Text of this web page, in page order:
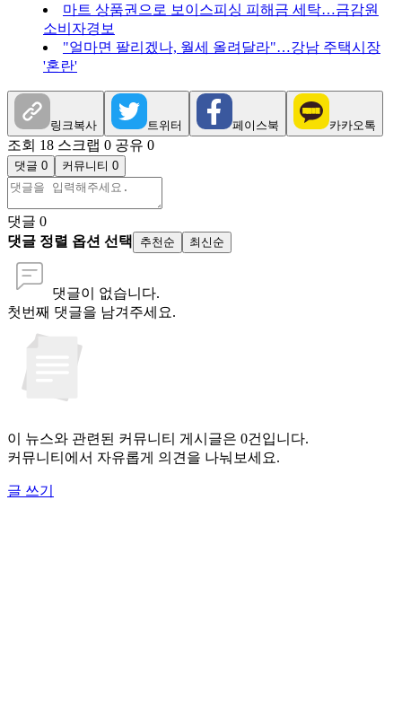
마트 상품권으로 보이스피싱 피해금 세탁…금감원
소비자경보
"얼마면 팔리겠나, 월세 올려달라"…강남 주택시장
'혼란'
링크복사 트위터 페이스북 카카오톡
조회 18 스크랩 0 공유 0
댓글 0 커뮤니티 0
댓글 0
댓글 정렬 옵션 선택
추천순 최신순
댓글이 없습니다.
첫번째 댓글을 남겨주세요.
이 뉴스와 관련된 커뮤니티 게시글은 0건입니다.
커뮤니티에서 자유롭게 의견을 나눠보세요.
글 쓰기